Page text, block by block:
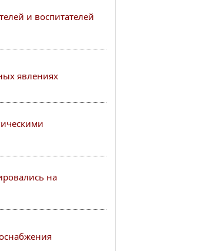
и воспитателей
явлениях
на